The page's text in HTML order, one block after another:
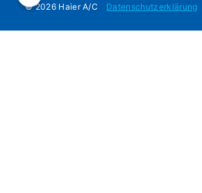
© 2026 Haier A/C Datenschutzerklärung